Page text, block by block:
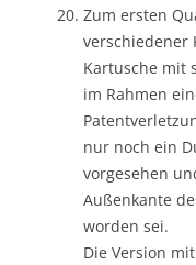
Zum ersten
verschiedener
Kartusche mit
im Rahmen
nur noch ein
vorgesehen
Außenkante
worden sei.
Die Version